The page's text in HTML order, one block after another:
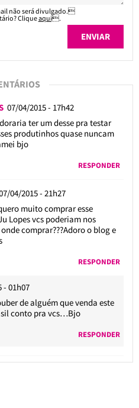
não será divulgado.
Cliqueaqui.
07/04/2015 - 17h42
ter um desse pra testar
produtinhos quase nuncam
bjo
RESPONDER
04/2015 - 21h27
muito comprar esse
Lopes vcs poderiam nos
comprar???Adoro o blog e
RESPONDER
- 01h07
de alguém que venda este
conto pra vcs…Bjo
RESPONDER